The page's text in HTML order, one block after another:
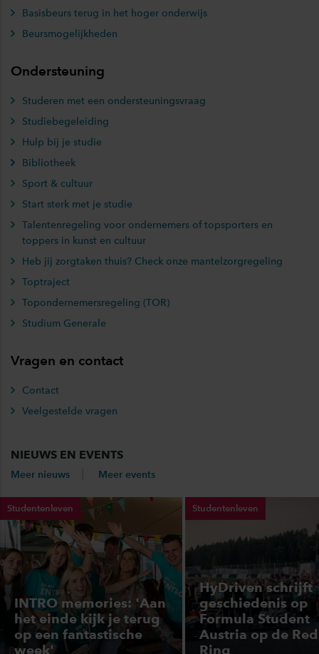
Basisbeurs terug in het hoger onderwijs
Beursmogelijkheden
Ondersteuning
Studeren met een ondersteuningsvraag
Studiebegeleiding
Hulp bij je studie
Bibliotheek
Sport & cultuur
Start sterk met je studie
Talentenregeling voor ondernemers of topsporters en
toppers in kunst en cultuur
Heb jij zorgtaken thuis? Check onze mantelzorgregeling
Toptraject
Topondernemersregeling (TOR)
Studium Generale
Vragen en contact
Contact
Veelgestelde vragen
NIEUWS EN EVENTS
Meer nieuws Meer events
Studentenleven
INTRO memories: 'Aan
het einde kijk je terug
op een fantastische
week'
Studentenleven
HyDriven schrijft
geschiedenis op
Formula Student
Austria op de
Ring